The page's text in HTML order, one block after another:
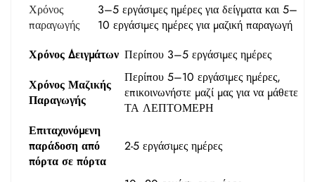
Χρόνος
παραγωγής
3–5 εργάσιμες ημέρες για δείγματα και 5–
10 εργάσιμες ημέρες για μαζική παραγωγή
Χρόνος Δειγμάτων Περίπου 3–5 εργάσιμες ημέρες
Χρόνος Μαζικής
Παραγωγής
Περίπου 5–10 εργάσιμες ημέρες,
επικοινωνήστε μαζί μαςγια να μάθετε
ΤΑ ΛΕΠΤΟΜΕΡΗ
Επιταχυνόμενη
παράδοση από
πόρτα σε πόρτα
2-5 εργάσιμες ημέρες